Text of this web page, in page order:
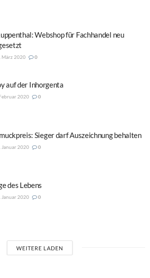
Webshop für Fachhandel neu
März 2020 0
auf der Inhorgenta
2020 0
Sieger darf Auszeichnung behalten
Januar 2020 0
des Lebens
Januar 2020 0
WEITERE LADEN